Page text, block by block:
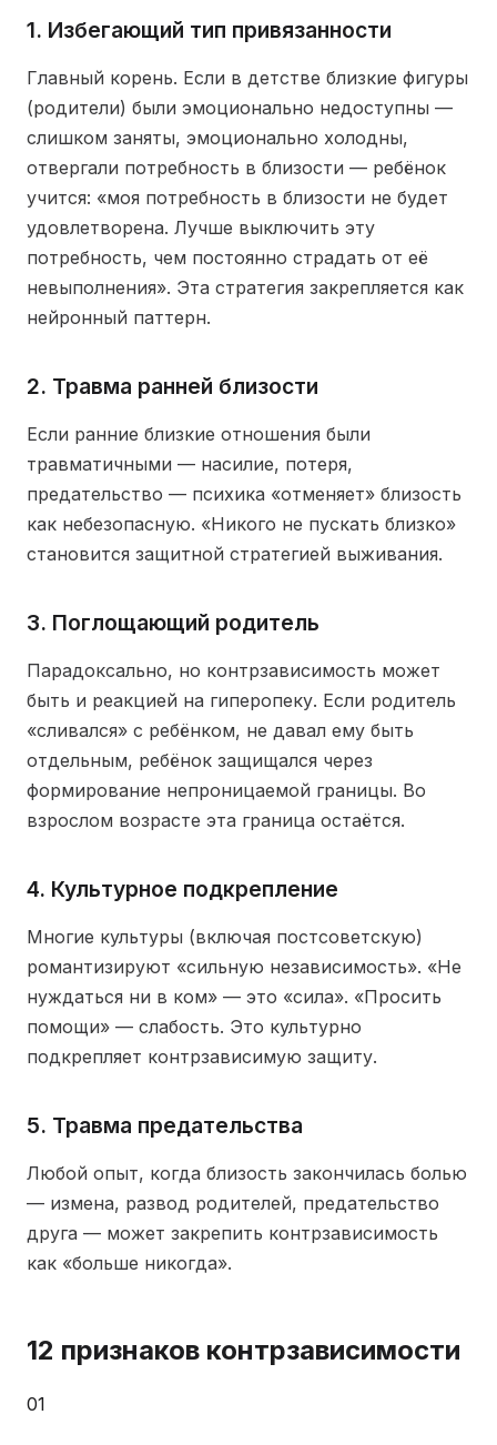
1. Избегающий тип привязанности
Главный корень. Если в детстве близкие фигуры
(родители) были эмоционально недоступны —
слишком заняты, эмоционально холодны,
отвергали потребность в близости — ребёнок
учится: «моя потребность в близости не будет
удовлетворена. Лучше выключить эту
потребность, чем постоянно страдать от её
невыполнения». Эта стратегия закрепляется как
нейронный паттерн.
2. Травма ранней близости
Если ранние близкие отношения были
травматичными — насилие, потеря,
предательство — психика «отменяет» близость
как небезопасную. «Никого не пускать близко»
становится защитной стратегией выживания.
3. Поглощающий родитель
Парадоксально, но контрзависимость может
быть и реакцией на гиперопеку. Если родитель
«сливался» с ребёнком, не давал ему быть
отдельным, ребёнок защищался через
формирование непроницаемой границы. Во
взрослом возрасте эта граница остаётся.
4. Культурное подкрепление
Многие культуры (включая постсоветскую)
романтизируют «сильную независимость». «Не
нуждаться ни в ком» — это «сила». «Просить
помощи» — слабость. Это культурно
подкрепляет контрзависимую защиту.
5. Травма предательства
Любой опыт, когда близость закончилась болью
— измена, развод родителей, предательство
друга — может закрепить контрзависимость
как «больше никогда».
12 признаков контрзависимости
01